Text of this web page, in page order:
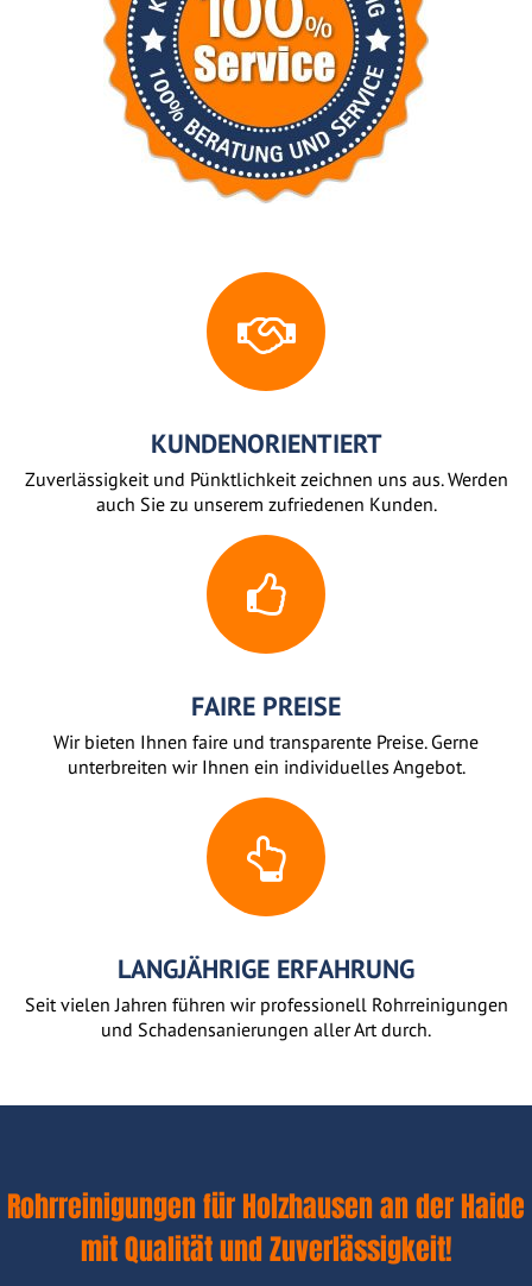
KUNDENORIENTIERT
Zuverlässigkeit und Pünktlichkeit zeichnen uns aus. Werden
auch Sie zu unserem zufriedenen Kunden.
FAIRE PREISE
Wir bieten Ihnen faire und transparente Preise. Gerne
unterbreiten wir Ihnen ein individuelles Angebot.
LANGJÄHRIGE ERFAHRUNG
Seit vielen Jahren führen wir professionell Rohrreinigungen
und Schadensanierungen aller Art durch.
Rohrreinigungen für Holzhausen an der Haide
mit Qualität und Zuverlässigkeit!